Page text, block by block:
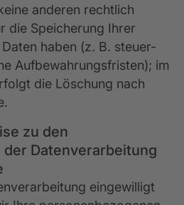
anderen rechtlich
die Speicherung Ihrer
haben (z. B. steuer-
Aufbewahrungsfristen); im
die Löschung nach
zu den
Datenverarbeitung
eingewilligt